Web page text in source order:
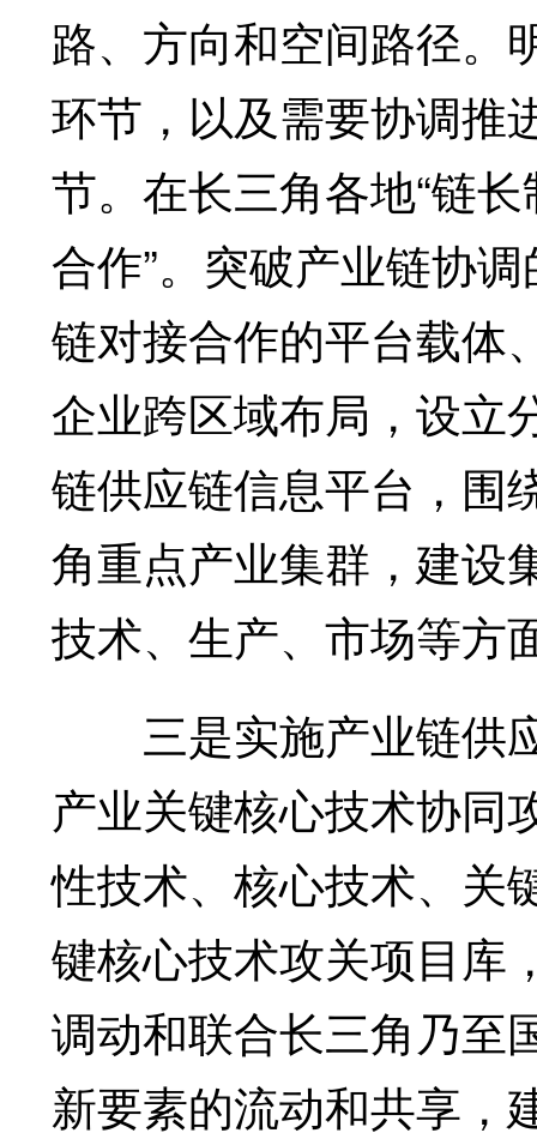
路、方向和空间路径。
环节，以及需要协调推
节。在长三角各地“链
合作”。突破产业链协
链对接合作的平台载体
企业跨区域布局，设立
链供应链信息平台，围
角重点产业集群，建设
技术、生产、市场等方
三是实施产业链供
产业关键核心技术协同
性技术、核心技术、关
键核心技术攻关项目库
调动和联合长三角乃至
新要素的流动和共享，